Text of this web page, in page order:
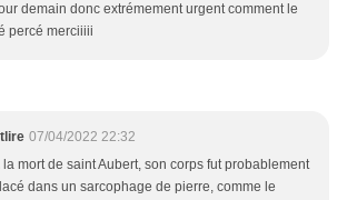
demain donc extrémement urgent comment le
percé merciiiii
07/04/2022 22:32
la mort de saint Aubert, son corps fut probablement
dans un sarcophage de pierre, comme le